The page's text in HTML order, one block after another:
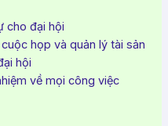
cho đại hội
họp và quản lý tài sản
hội
về mọi công việc